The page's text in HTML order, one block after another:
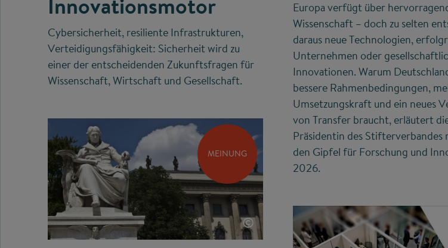
Cybersicherheit, resiliente Infrastrukturen,
Verteidigungsfähigkeit: Sicherheit wird zu
einer der entscheidenden Zukunftsfragen für
Wissenschaft, Wirtschaft und Gesellschaft.
Europa verfügt über
Wissenschaft – doch zu selten
daraus neue Technologien,
Unternehmen oder
Innovationen. Warum
bessere Rahmenbedingungen,
Umsetzungskraft und ein neues
von Transfer braucht, erläutert
Präsidentin des Stifterverbandes
den Gipfel für Forschung und
2026.
MEINUNG
©